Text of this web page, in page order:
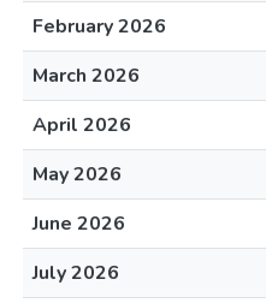
February 2026
March 2026
April 2026
May 2026
June 2026
July 2026